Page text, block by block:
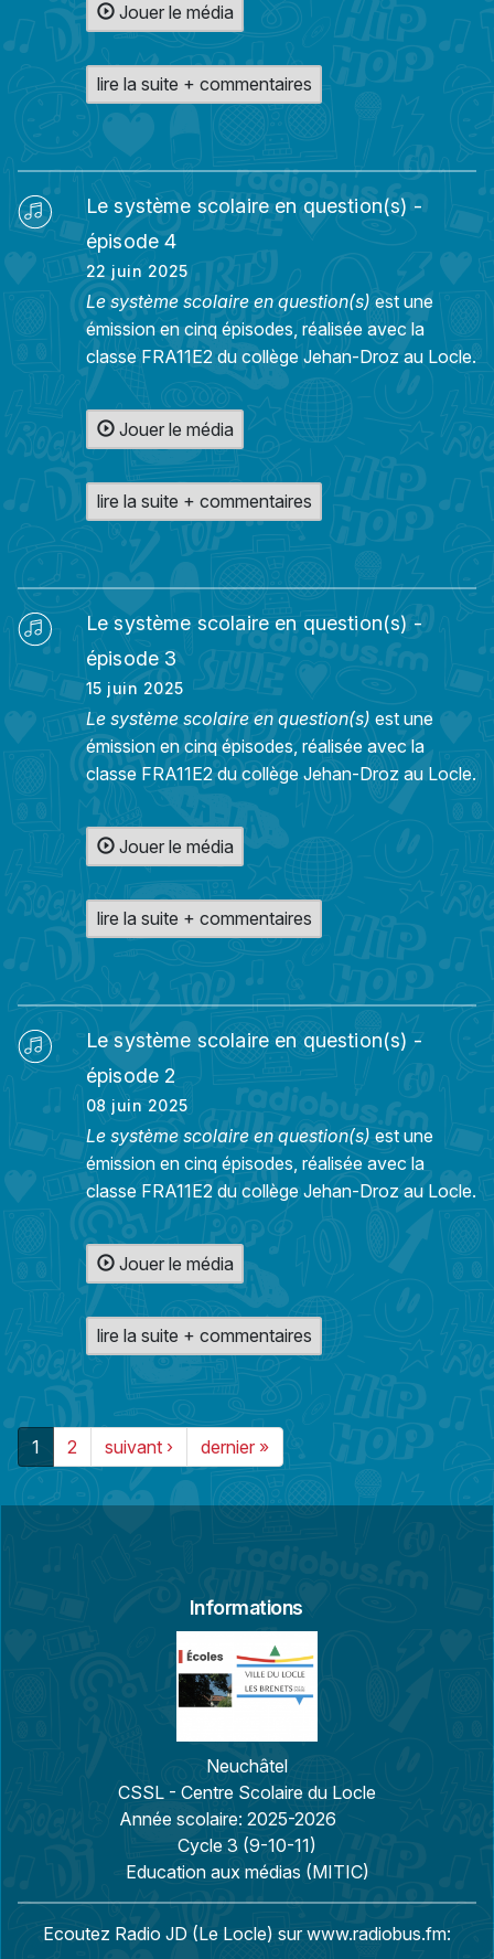
Jouer le média
lire la suite + commentaires
Le système scolaire en question(s) -
épisode 4
22 juin 2025
Le système scolaire en question(s)est une
émission en cinq épisodes, réalisée avec la
classe FRA11E2 du collège Jehan-Droz au Locle.
Jouer le média
lire la suite + commentaires
Le système scolaire en question(s) -
épisode 3
15 juin 2025
Le système scolaire en question(s) est une
émission en cinq épisodes, réalisée avec la
classe FRA11E2 du collège Jehan-Droz au Locle.
Jouer le média
lire la suite + commentaires
Le système scolaire en question(s) -
épisode 2
08 juin 2025
Le système scolaire en question(s)est une
émission en cinq épisodes, réalisée avec la
classe FRA11E2 du collège Jehan-Droz au Locle.
Jouer le média
lire la suite + commentaires
1 2 suivant › dernier »
Informations
Neuchâtel
CSSL - Centre Scolaire du Locle
Année scolaire: 2025-2026
Cycle 3 (9-10-11)
Education aux médias (MITIC)
Ecoutez Radio JD (Le Locle) surwww.radiobus.fm: